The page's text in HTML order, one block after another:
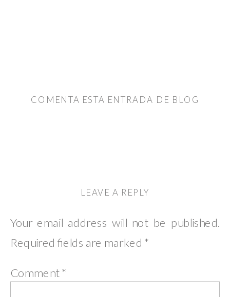
COMENTA ESTA ENTRADA DE BLOG
LEAVE A REPLY
Your email address will not be published.
Required fields are marked *
Comment*